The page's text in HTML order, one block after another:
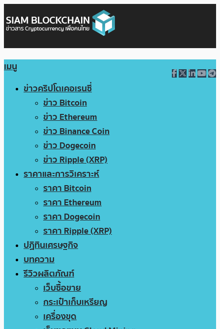
เมนู
ข่าวคริปโตเคอเรนซี่
ข่าว Bitcoin
ข่าว Ethereum
ข่าว Binance Coin
ข่าว Dogecoin
ข่าว Ripple (XRP)
ราคาและการวิเคราะห์
ราคา Bitcoin
ราคา Ethereum
ราคา Dogecoin
ราคา Ripple (XRP)
ปฏิทินเศรษฐกิจ
บทความ
รีวิวผลิตภัณฑ์
เว็บซื้อขาย
กระเป๋าเก็บเหรียญ
เครื่องขุด